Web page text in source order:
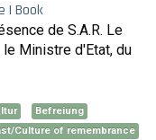
| Book
de S.A.R. Le
le Ministre d'Etat, du
Befreiung
Culture of remembrance